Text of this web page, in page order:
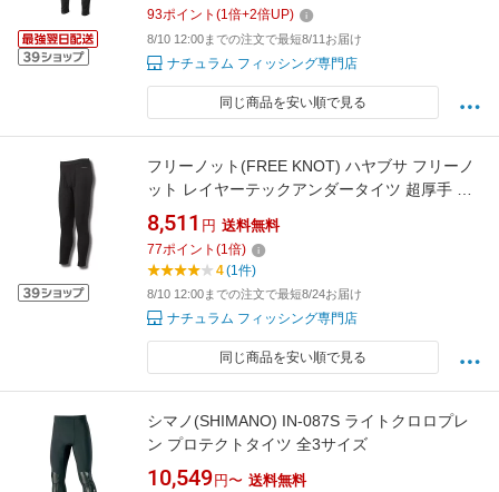
93ポイント (1倍+2倍UP)
8/10 12:00までの注文で最短8/11お届け
ナチュラム フィッシング専門店
同じ商品を安い順で見る
フリーノット(FREE KNOT) ハヤブサ フリーノ
ット レイヤーテックアンダータイツ 超厚手 M
90 ブラック Y5619-M-90
8,511 円 送料無料
77ポイント (1倍)
4(1件)
8/10 12:00までの注文で最短8/24お届け
ナチュラム フィッシング専門店
同じ商品を安い順で見る
シマノ(SHIMANO) IN-087S ライトクロロプレ
ン プロテクトタイツ 全3サイズ
10,549 円〜 送料無料